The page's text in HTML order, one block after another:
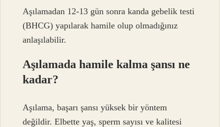
Aşılamadan 12-13 gün sonra kanda gebelik testi
(BHCG) yapılarak hamile olup olmadığınız
anlaşılabilir.
Aşılamada hamile kalma şansı ne
kadar?
Aşılama, başarı şansı yüksek bir yöntem
değildir. Elbette yaş, sperm sayısı ve kalitesi